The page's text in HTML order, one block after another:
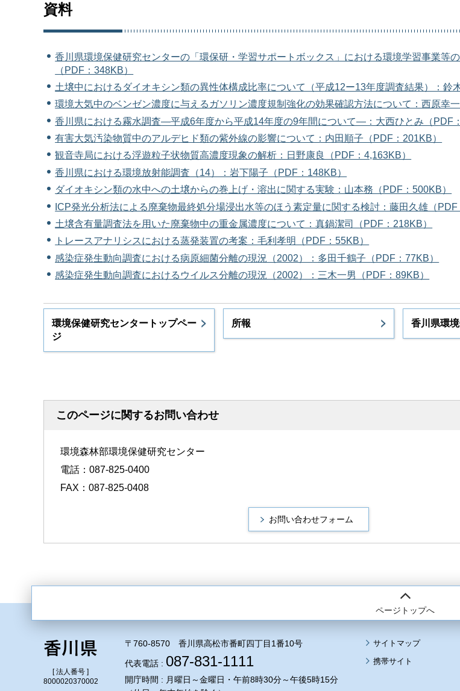
資料
香川県環境保健研究センターの「環保研・学習サポートボックス」における環境学習事業等
（PDF：348KB）
土壌中におけるダイオキシン類の異性体構成比率について（平成12ー13年度調査結果）：鈴
環境大気中のベンゼン濃度に与えるガソリン濃度規制強化の効果確認方法について：西原幸一
香川県における霧水調査―平成6年度から平成14年度の9年間について―：大西ひとみ（PDF
有害大気汚染物質中のアルデヒド類の紫外線の影響について：内田順子（PDF：201KB）
観音寺局における浮遊粒子状物質高濃度現象の解析：日野康良（PDF：4,163KB）
香川県における環境放射能調査（14）：岩下陽子（PDF：148KB）
ダイオキシン類の水中への土壌からの巻上げ・溶出に関する実験：山本務（PDF：500KB）
ICP発光分析法による廃棄物最終処分場浸出水等のほう素定量に関する検討：藤田久雄（PDF
土壌含有量調査法を用いた廃棄物中の重金属濃度について：真鍋潔司（PDF：218KB）
トレースアナリシスにおける蒸発装置の考案：毛利孝明（PDF：55KB）
感染症発生動向調査における病原細菌分離の現況（2002）：多田千鶴子（PDF：77KB）
感染症発生動向調査におけるウイルス分離の現況（2002）：三木一男（PDF：89KB）
環境保健研究センタートップペー
ジ
所報 香川県環
このページに関するお問い合わせ
環境森林部環境保健研究センター
電話：087-825-0400
FAX：087-825-0408
ページトップへ
[ 法人番号 ]
8000020370002
〒760-8570 香川県高松市番町四丁目1番10号
代表電話 : 087-831-1111
開庁時間 : 月曜日～金曜日・午前8時30分～午後5時15分
サイトマップ
携帯サイト